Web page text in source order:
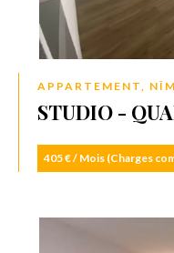
APPARTEMENT,
STUDIO -
405 € / Mois (Charges